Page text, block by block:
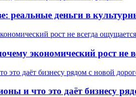
реальные деньги в
экономический рост не
и что это даёт бизнесу